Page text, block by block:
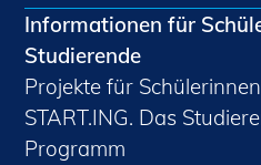
Informationen für
Studierende
Projekte für
START.ING. Das
Programm